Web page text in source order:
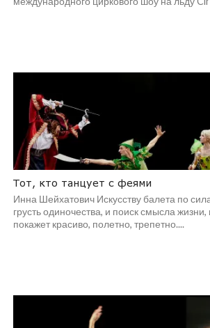
Тот, кто танцует с феями
Инна Шейхатович Искусству балета по
грусть одиночества, и поиск смысла
покажет красиво, полетно, трепетно....